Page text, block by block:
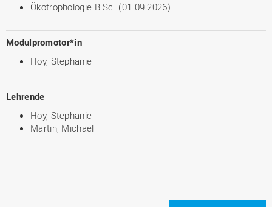
Ökotrophologie B.Sc. (01.09.2026)
Modulpromotor*in
Hoy, Stephanie
Lehrende
Hoy, Stephanie
Martin, Michael